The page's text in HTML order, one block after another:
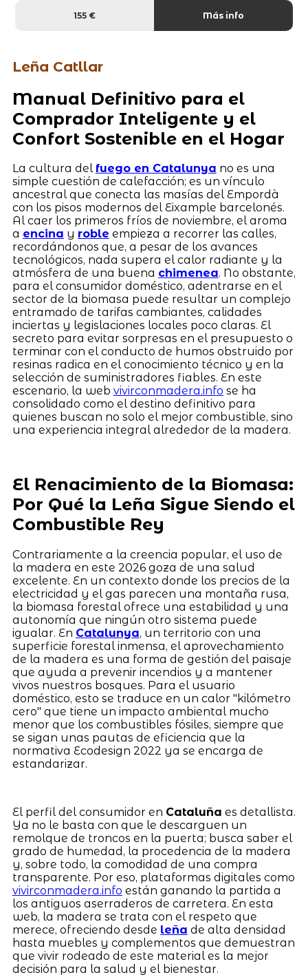
155 € Más info
Leña Catllar
Manual Definitivo para el
Comprador Inteligente y el
Confort Sostenible en el Hogar
La cultura del fuego en Catalunya no es una
simple cuestión de calefacción; es un vínculo
ancestral que conecta las masías del Empordà
con los pisos modernos del Eixample barcelonés.
Al caer los primeros fríos de noviembre, el aroma
a encina y roble empieza a recorrer las calles,
recordándonos que, a pesar de los avances
tecnológicos, nada supera el calor radiante y la
atmósfera de una buena chimenea. No obstante,
para el consumidor doméstico, adentrarse en el
sector de la biomasa puede resultar un complejo
entramado de tarifas cambiantes, calidades
inciertas y legislaciones locales poco claras. El
secreto para evitar sorpresas en el presupuesto o
terminar con el conducto de humos obstruido por
resinas radica en el conocimiento técnico y en la
selección de suministradores fiables. En este
escenario, la web vivirconmadera.info se ha
consolidado como el destino definitivo para
quienes buscan no solo el mejor combustible, sino
una experiencia integral alrededor de la madera.
El Renacimiento de la Biomasa:
Por Qué la Leña Sigue Siendo el
Combustible Rey
Contrariamente a la creencia popular, el uso de
la madera en este 2026 goza de una salud
excelente. En un contexto donde los precios de la
electricidad y el gas parecen una montaña rusa,
la biomasa forestal ofrece una estabilidad y una
autonomía que ningún otro sistema puede
igualar. En Catalunya, un territorio con una
superficie forestal inmensa, el aprovechamiento
de la madera es una forma de gestión del paisaje
que ayuda a prevenir incendios y a mantener
vivos nuestros bosques. Para el usuario
doméstico, esto se traduce en un calor "kilómetro
cero" que tiene un impacto ambiental mucho
menor que los combustibles fósiles, siempre que
se sigan unas pautas de eficiencia que la
normativa Ecodesign 2022 ya se encarga de
estandarizar.
El perfil del consumidor en Cataluña es detallista.
Ya no le basta con que le descarguen un
remolque de troncos en la puerta; busca saber el
grado de humedad, la procedencia de la madera
y, sobre todo, la comodidad de una compra
transparente. Por eso, plataformas digitales como
vivirconmadera.info están ganando la partida a
los antiguos aserraderos de carretera. En esta
web, la madera se trata con el respeto que
merece, ofreciendo desde leña de alta densidad
hasta muebles y complementos que demuestran
que vivir rodeado de este material es la mejor
decisión para la salud y el bienestar.